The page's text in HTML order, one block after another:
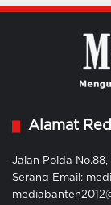
Alamat
Jalan Polda
Serang Email: